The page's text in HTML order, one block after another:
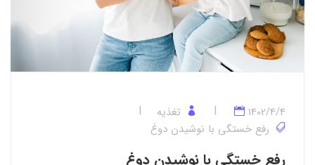
1402/4/4
تغذیه
رفع خستگی با نوشیدن دوغ
رفع خستگی با نوشیدن دوغ